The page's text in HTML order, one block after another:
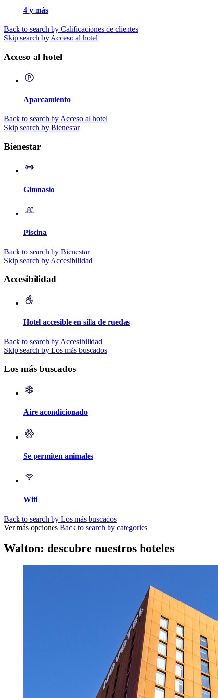
4 y más
Back to search by Calificaciones de clientes
Skip search by Acceso al hotel
Acceso al hotel
Aparcamiento
Back to search by Acceso al hotel
Skip search by Bienestar
Bienestar
Gimnasio
Piscina
Back to search by Bienestar
Skip search by Accesibilidad
Accesibilidad
Hotel accesible en silla de ruedas
Back to search by Accesibilidad
Skip search by Los más buscados
Los más buscados
Aire acondicionado
Se permiten animales
Wifi
Back to search by Los más buscados
Ver más opciones Back to search by categories
Walton: descubre nuestros hoteles